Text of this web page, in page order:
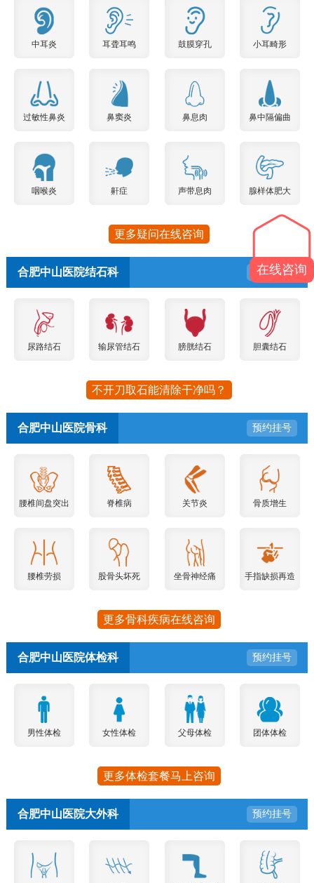
中耳炎 耳聋耳鸣 鼓膜穿孔 小耳畸形
过敏性鼻炎 鼻窦炎 鼻息肉 鼻中隔偏曲
咽喉炎 鼾症 声带息肉 腺样体肥大
更多疑问在线咨询
合肥中山医院结石科 预约挂号
尿路结石 输尿管结石 膀胱结石 胆囊结石
不开刀取石能清除干净吗？
合肥中山医院骨科 预约挂号
腰椎间盘突出 脊椎病 关节炎 骨质增生
腰椎劳损 股骨头坏死 坐骨神经痛 手指缺损再造
更多骨科疾病在线咨询
合肥中山医院体检科 预约挂号
男性体检 女性体检 父母体检 团体体检
更多体检套餐马上咨询
合肥中山医院大外科 预约挂号
在线咨询